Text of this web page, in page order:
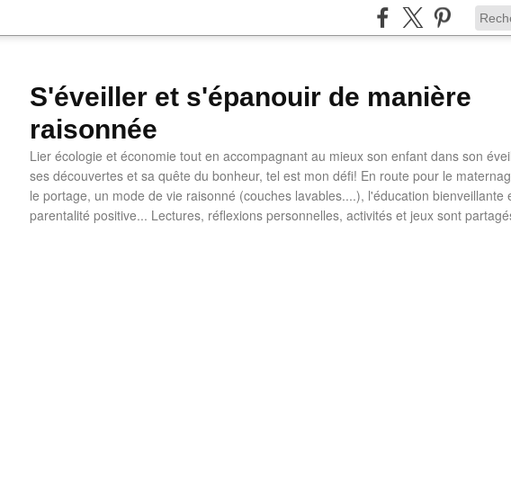
S'éveiller et s'épanouir de manière
raisonnée
Lier écologie et économie tout en accompagnant au mieux son enfant dans son
ses découvertes et sa quête du bonheur, tel est mon défi! En route pour le
le portage, un mode de vie raisonné (couches lavables....), l'éducation bienveillante
parentalité positive... Lectures, réflexions personnelles, activités et jeux sont